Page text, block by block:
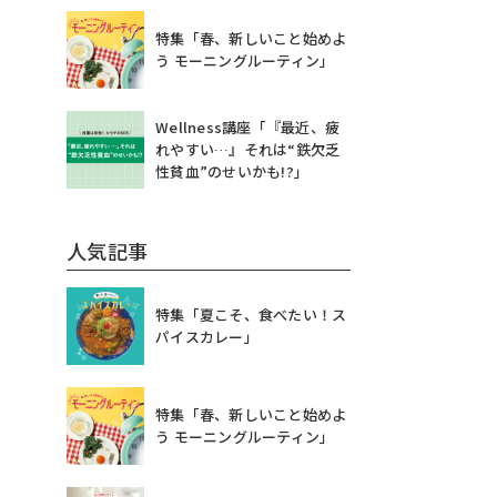
特集「春、新しいこと始めよ
う モーニングルーティン」
Wellness講座「『最近、疲
れやすい…』それは“鉄欠乏
性貧血”のせいかも!?」
人気記事
特集「夏こそ、食べたい！ス
パイスカレー」
特集「春、新しいこと始めよ
う モーニングルーティン」